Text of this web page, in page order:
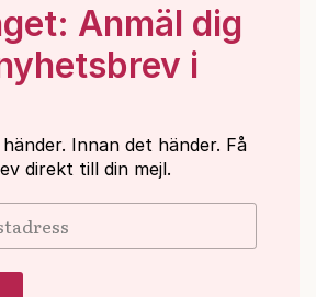
Anmäl dig
i
Innan det händer. Få
direkt till din mejl.